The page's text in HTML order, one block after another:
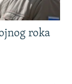
roka